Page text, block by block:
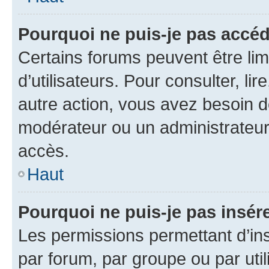
Pourquoi ne puis-je pas
Certains forums peuvent être
d’utilisateurs. Pour consulter,
autre action, vous avez besoin
modérateur ou un
accès.
Haut
Pourquoi ne puis-je pas
Les permissions permettant
par forum, par groupe ou par